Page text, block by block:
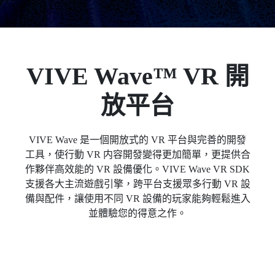
VIVE Wave™ VR 開
放平台
VIVE Wave 是一個開放式的 VR 平台與完善的開發
工具，使行動 VR 内容開發變得更加簡單，更提供合
作夥伴高效能的 VR 設備優化。VIVE Wave VR SDK
支援各大主流遊戲引擎，跨平台支援眾多行動 VR 設
備與配件，讓使用不同 VR 設備的玩家能夠輕鬆進入
並體驗您的得意之作。